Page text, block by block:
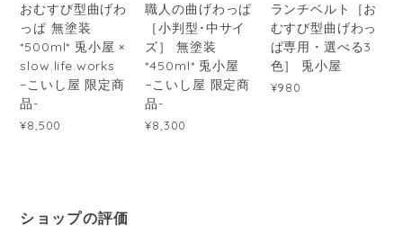
おむすび型曲げわ
っぱ 無塗装
*500ml* 兎小屋 ×
slow.life.works
−こいし屋 限定商
品-
¥8,500
職人の曲げわっぱ
［小判型･中サイ
ズ］ 無塗装
*450ml* 兎小屋
−こいし屋 限定商
品-
¥8,300
ランチベルト［お
むすび型曲げわっ
ぱ専用・選べる3
色］ 兎小屋
¥980
ショップの評価